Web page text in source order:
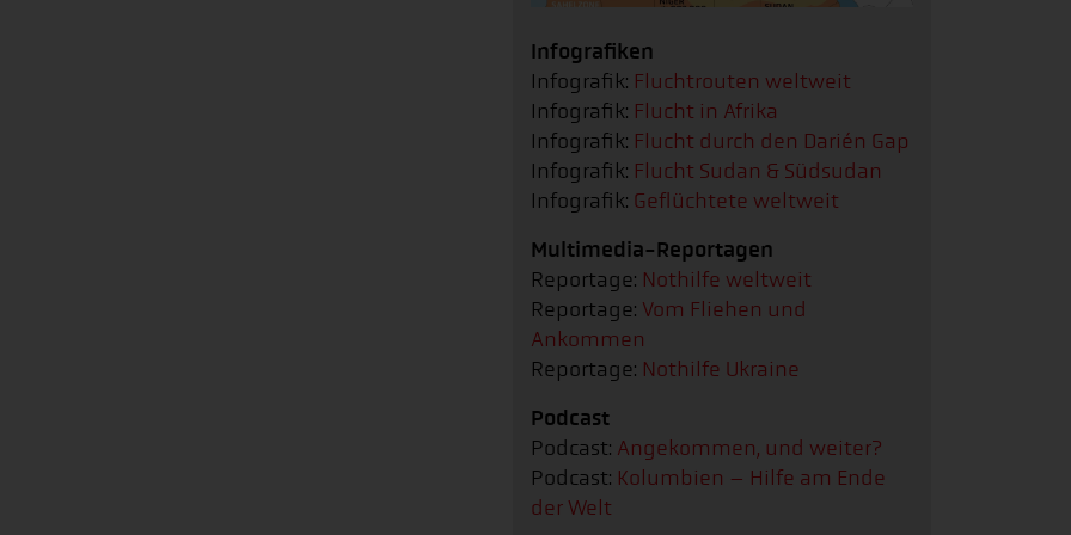
Infografiken
Infografik: Fluchtrouten weltweit
Infografik: Flucht in Afrika
Infografik: Flucht durch den Darién Gap
Infografik: Flucht Sudan & Südsudan
Infografik: Geflüchtete weltweit
Multimedia-Reportagen
Reportage: Nothilfe weltweit
Reportage: Vom Fliehen und
Ankommen
Reportage: Nothilfe Ukraine
Podcast
Podcast: Angekommen, und weiter?
Podcast: Kolumbien – Hilfe am Ende
der Welt